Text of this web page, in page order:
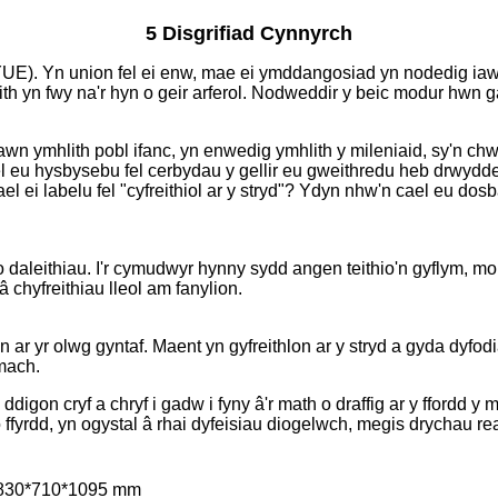
5 Disgrifiad Cynnyrch
Yn union fel ei enw, mae ei ymddangosiad yn nodedig
yn fwy na'r hyn o geir arferol. Nodweddir y beic modur hwn
ymhlith pobl ifanc, yn enwedig ymhlith y mileniaid, sy'n
hysbysebu fel cerbydau y gellir eu gweithredu heb
ei labelu fel "cyfreithiol ar y stryd"? Ydyn nhw'n cael eu
I'r cymudwyr hynny sydd angen teithio'n gyflym,
chyfreithiau lleol am fanylion.
yr olwg gyntaf. Maent yn gyfreithlon ar y stryd a gyda
cryf a chryf i gadw i fyny â'r math o draffig ar y ffordd y
yn ogystal â rhai dyfeisiau diogelwch, megis drychau
mm